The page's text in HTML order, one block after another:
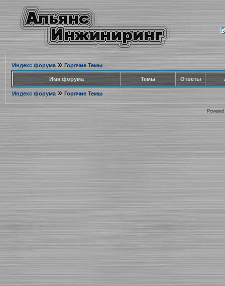
Индекс форума» Горячие Темы
Имя форума Темы Ответы
Индекс форума» Горячие Темы